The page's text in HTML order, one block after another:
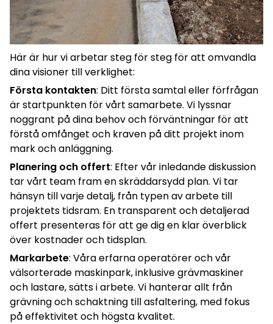
Här är hur vi arbetar steg för steg för att omvandla
dina visioner till verklighet:
Första kontakten: Ditt första samtal eller förfrågan
är startpunkten för vårt samarbete. Vi lyssnar
noggrant på dina behov och förväntningar för att
förstå omfånget och kraven på ditt projekt inom
mark och anläggning.
Planering och offert: Efter vår inledande diskussion
tar vårt team fram en skräddarsydd plan. Vi tar
hänsyn till varje detalj, från typen av arbete till
projektets tidsram. En transparent och detaljerad
offert presenteras för att ge dig en klar överblick
över kostnader och tidsplan.
Markarbete: Våra erfarna operatörer och vår
välsorterade maskinpark, inklusive grävmaskiner
och lastare, sätts i arbete. Vi hanterar allt från
grävning och schaktning till asfaltering, med fokus
på effektivitet och högsta kvalitet.